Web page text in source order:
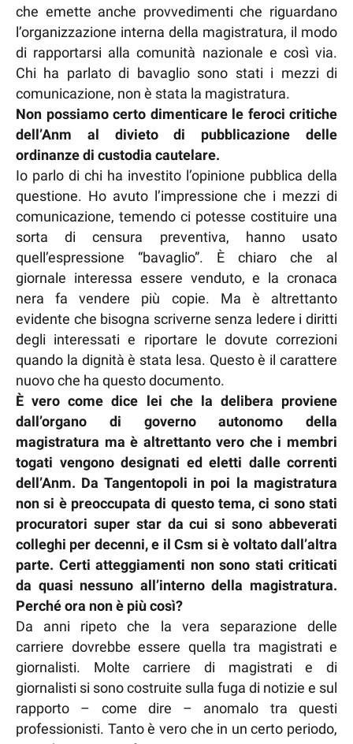
che emette anche provvedimenti che riguardano
l’organizzazione interna della magistratura, il modo
di rapportarsi alla comunità nazionale e così via.
Chi ha parlato di bavaglio sono stati i mezzi di
comunicazione, non è stata la magistratura.
Non possiamo certo dimenticare le feroci critiche
dell’Anm al divieto di pubblicazione delle
ordinanze di custodia cautelare.
Io parlo di chi ha investito l’opinione pubblica della
questione. Ho avuto l’impressione che i mezzi di
comunicazione, temendo ci potesse costituire una
sorta di censura preventiva, hanno usato
quell’espressione “bavaglio”. È chiaro che al
giornale interessa essere venduto, e la cronaca
nera fa vendere più copie. Ma è altrettanto
evidente che bisogna scriverne senza ledere i diritti
degli interessati e riportare le dovute correzioni
quando la dignità è stata lesa. Questo è il carattere
nuovo che ha questo documento.
È vero come dice lei che la delibera proviene
dall’organo di governo autonomo della
magistratura ma è altrettanto vero che i membri
togati vengono designati ed eletti dalle correnti
dell’Anm. Da Tangentopoli in poi la magistratura
non si è preoccupata di questo tema, ci sono stati
procuratori super star da cui si sono abbeverati
colleghi per decenni, e il Csm si è voltato dall’altra
parte. Certi atteggiamenti non sono stati criticati
da quasi nessuno all’interno della magistratura.
Perché ora non è più così?
Da anni ripeto che la vera separazione delle
carriere dovrebbe essere quella tra magistrati e
giornalisti. Molte carriere di magistrati e di
giornalisti si sono costruite sulla fuga di notizie e sul
rapporto – come dire – anomalo tra questi
professionisti. Tanto è vero che in un certo periodo,